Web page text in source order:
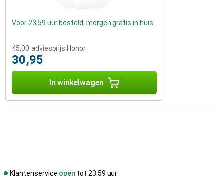
Voor 23:59 uur besteld, morgen gratis in huis
45,00 adviesprijs Honor
30,95
In winkelwagen
Klantenservice open tot 23.59 uur